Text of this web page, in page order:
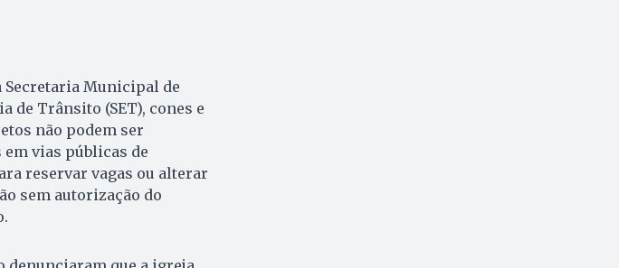
Secretaria Municipal de
de Trânsito (SET), cones e
não podem ser
em vias públicas de
reservar vagas ou alterar
sem autorização do